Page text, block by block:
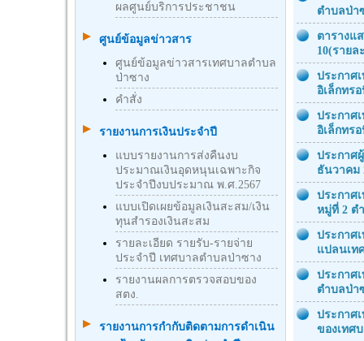
ผลศูนย์บริการประชาชน
ศูนย์ข้อมูลข่าวสาร
ศูนย์ข้อมูลข่าวสารเทศบาลตำบล
ป่าซาง
คำสั่ง
รายงานการเงินประจำปี
แบบรายงานการส่งคืนงบ
ประมาณเงินอุดหนุนเฉพาะกิจ
ประจำปีงบประมาณ พ.ศ.2567
แบบเปิดเผยข้อมูลเงินสะสม/เงิน
ทุนสำรองเงินสะสม
รายละเอียด รายรับ-รายจ่าย
ประจำปี เทศบาลตำบลป่าซาง
รายงานผลการตรวจสอบของ
สตง.
รายงานการกำกับติดตามการดำเนิน
ตำบลป่า
ตารางแ
10(รายล
ประกาศ
อิเล็กทร
ประกาศ
อิเล็กทร
ประกาศ
ธันวาคม
ประกาศ
หมู่ที่ 2 ต
ประกาศ
แปลนเท
ประกาศ
ตำบลป่า
ประกาศ
ของเทศ